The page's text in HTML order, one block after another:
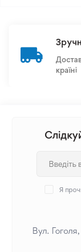
країні
Я
Вул.